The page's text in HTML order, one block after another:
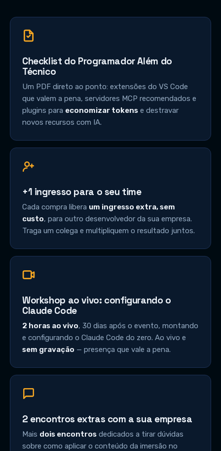
Checklist do Programador Além do
Técnico
Um PDF direto ao ponto: extensões do VS Code
que valem a pena, servidores MCP recomendados e
plugins para economizar tokens e destravar
novos recursos com IA.
+1 ingresso para o seu time
Cada compra libera um ingresso extra, sem
custo, para outro desenvolvedor da sua empresa.
Traga um colega e multipliquem o resultado juntos.
Workshop ao vivo: configurando o
Claude Code
2 horas ao vivo, 30 dias após o evento, montando
e configurando o Claude Code do zero. Ao vivo e
sem gravação — presença que vale a pena.
2 encontros extras com a sua empresa
Mais dois encontros dedicados a tirar dúvidas
sobre como aplicar o conteúdo da imersão no